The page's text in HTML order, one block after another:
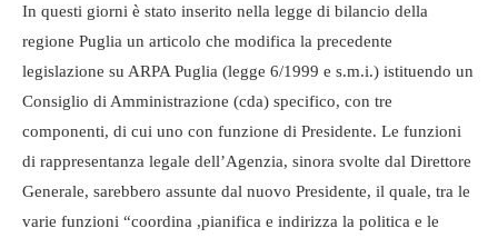
In questi giorni è stato inserito nella legge di bilancio della
regione Puglia un articolo che modifica la precedente
legislazione su ARPA Puglia (legge 6/1999 e s.m.i.) istituendo un
Consiglio di Amministrazione (cda) specifico, con tre
componenti, di cui uno con funzione di Presidente. Le funzioni
di rappresentanza legale dell’Agenzia, sinora svolte dal Direttore
Generale, sarebbero assunte dal nuovo Presidente, il quale, tra le
varie funzioni “coordina ,pianifica e indirizza la politica e le